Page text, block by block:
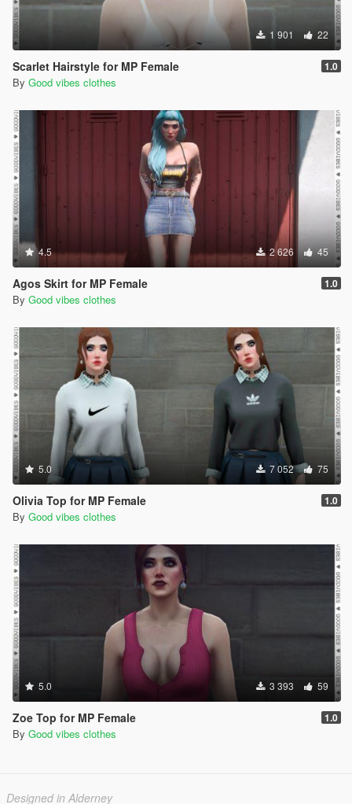
1 901 22
Scarlet Hairstyle for MP Female 1.0
By Good vibes clothes
4.5 2 626 45
Agos Skirt for MP Female 1.0
By Good vibes clothes
5.0 7 052 75
Olivia Top for MP Female 1.0
By Good vibes clothes
5.0 3 393 59
Zoe Top for MP Female 1.0
By Good vibes clothes
Designed in Alderney